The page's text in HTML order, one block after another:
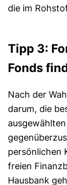
die im
Tipp 3:
Fonds
Nach der
darum, die
persönlichen
freien
Hausbank